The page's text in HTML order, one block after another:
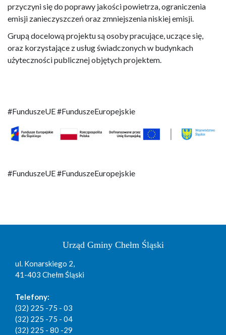
przyczyni się do poprawy jakości powietrza, ograniczenia
emisji zanieczyszczeń oraz zmniejszenia niskiej emisji.
Grupą docelową projektu są osoby pracujące, uczące się,
oraz korzystające z usług świadczonych w budynkach
użyteczności publicznej objętych projektem.
#FunduszeUE #FunduszeEuropejskie
#FunduszeUE #FunduszeEuropejskie
Urząd Gminy Chełm Śląski
ul. Konarskiego 2,
41-403 Chełm Śląski
Telefony:
(32) 225 -75 - 03
(32) 225 -75 - 04
(32) 225 - 80 -29